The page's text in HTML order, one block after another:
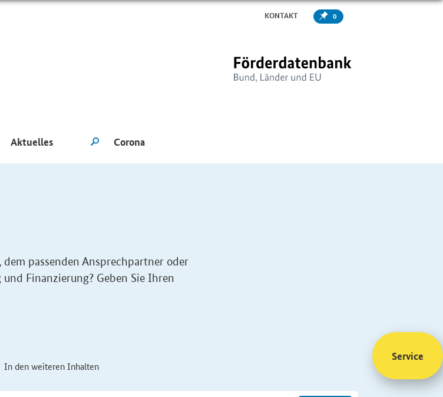
KONTAKT 0
Aktuelles
passenden Ansprechpartner oder
Finanzierung? Geben Sie Ihren
In den weiteren Inhalten
Service